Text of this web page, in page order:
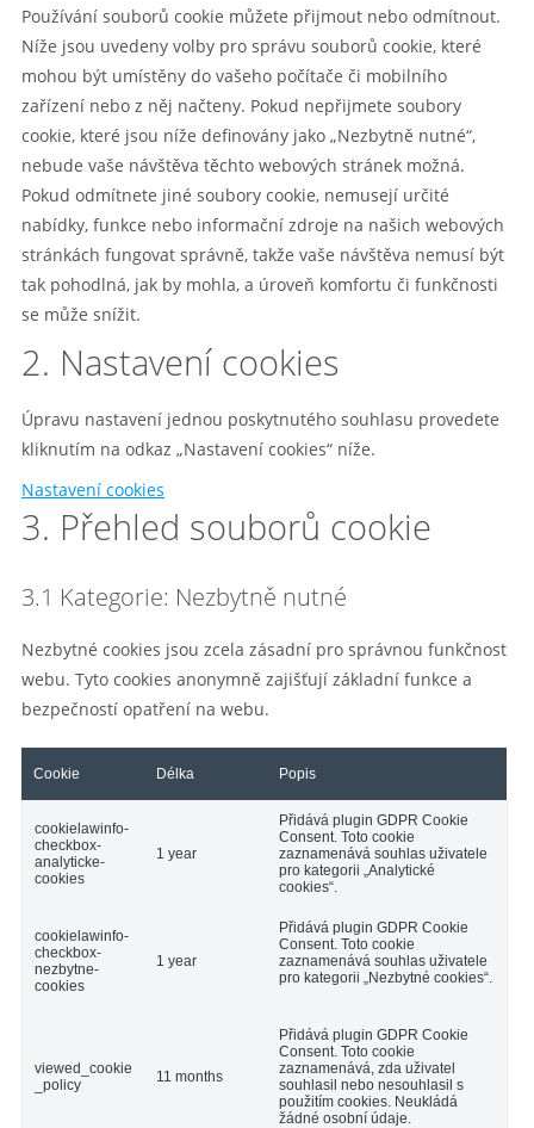
Používání souborů cookie můžete přijmout nebo odmítnout.
Níže jsou uvedeny volby pro správu souborů cookie, které
mohou být umístěny do vašeho počítače či mobilního
zařízení nebo z něj načteny. Pokud nepřijmete soubory
cookie, které jsou níže definovány jako „Nezbytně nutné“,
nebude vaše návštěva těchto webových stránek možná.
Pokud odmítnete jiné soubory cookie, nemusejí určité
nabídky, funkce nebo informační zdroje na našich webových
stránkách fungovat správně, takže vaše návštěva nemusí být
tak pohodlná, jak by mohla, a úroveň komfortu či funkčnosti
se může snížit.
2. Nastavení cookies
Úpravu nastavení jednou poskytnutého souhlasu provedete
kliknutím na odkaz „Nastavení cookies“ níže.
Nastavení cookies
3. Přehled souborů cookie
3.1 Kategorie: Nezbytně nutné
Nezbytné cookies jsou zcela zásadní pro správnou funkčnost
webu. Tyto cookies anonymně zajišťují základní funkce a
bezpečností opatření na webu.
Cookie Délka Popis
cookielawinfo-
checkbox-
analyticke-
cookies
1 year
Přidává plugin GDPR Cookie
Consent. Toto cookie
zaznamenává souhlas uživatele
pro kategorii „Analytické
cookies“.
cookielawinfo-
checkbox-
nezbytne-
cookies
1 year
Přidává plugin GDPR Cookie
Consent. Toto cookie
zaznamenává souhlas uživatele
pro kategorii „Nezbytné cookies“.
viewed_cookie
_policy
11 months
Přidává plugin GDPR Cookie
Consent. Toto cookie
zaznamenává, zda uživatel
souhlasil nebo nesouhlasil s
použitím cookies. Neukládá
žádné osobní údaje.